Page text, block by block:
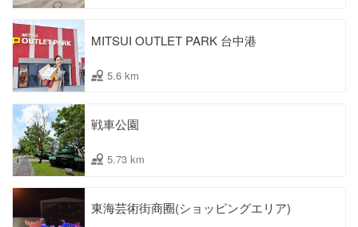
MITSUI OUTLET PARK 台中港
5.6 km
戦車公園
5.73 km
東海芸術街商圈(ショッピングエリア)